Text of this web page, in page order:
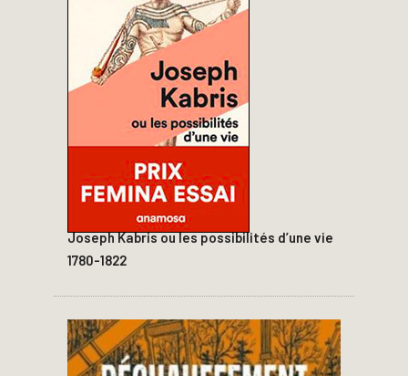
Joseph Kabris ou les possibilités d’une vie
1780-1822